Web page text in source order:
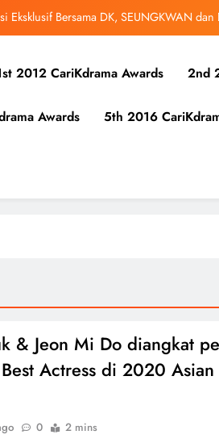
Eksklusif Bersama DK, SEUNGKWAN
Terjerat Dalam Cinta, Pembohongan dan
Eksklusif Bersama DK, SEUNGKWAN dan
2012 CariKdrama Awards 2nd
Awards 5th 2016
& Jeon Mi Do diangkat
Actress di 2020
0 2 mins